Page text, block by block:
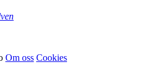
Om oss Cookies